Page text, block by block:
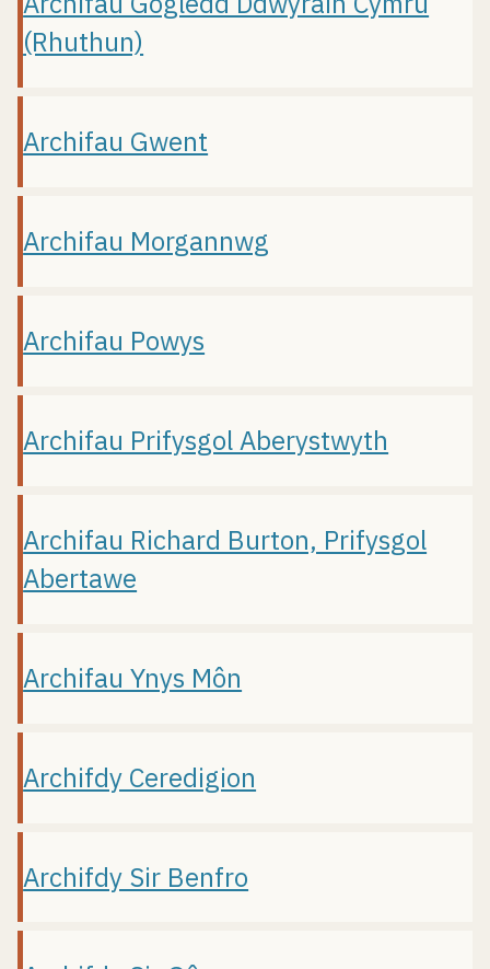
(Rhuthun)
Archifau Gwent
Archifau Morgannwg
Archifau Powys
Archifau Prifysgol Aberystwyth
Archifau Richard Burton, Prifysgol
Abertawe
Archifau Ynys Môn
Archifdy Ceredigion
Archifdy Sir Benfro